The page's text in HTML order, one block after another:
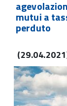
mutui a
perduto